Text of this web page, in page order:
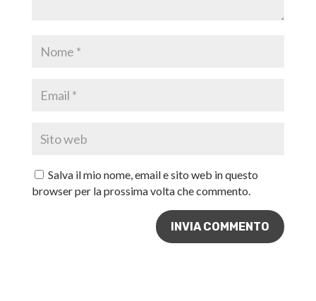
Salva il mio nome, email e sito web in questo
browser per la prossima volta che commento.